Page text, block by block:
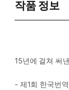
작품 정보
15년에 걸쳐 써
- 제1회 한국번